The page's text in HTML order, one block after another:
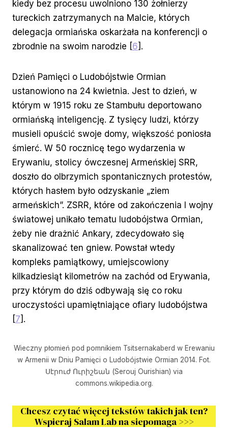
kiedy bez procesu uwolniono 130 żołnierzy
tureckich zatrzymanych na Malcie, których
delegacja ormiańska oskarżała na konferencji o
zbrodnie na swoim narodzie [6].
Dzień Pamięci o Ludobójstwie Ormian
ustanowiono na 24 kwietnia. Jest to dzień, w
którym w 1915 roku ze Stambułu deportowano
ormiańską inteligencję. Z tysięcy ludzi, którzy
musieli opuścić swoje domy, większość poniosła
śmierć. W 50 rocznicę tego wydarzenia w
Erywaniu, stolicy ówczesnej Armeńskiej SRR,
doszło do olbrzymich spontanicznych protestów,
których hasłem było odzyskanie „ziem
armeńskich”. ZSRR, które od zakończenia I wojny
światowej unikało tematu ludobójstwa Ormian,
żeby nie drażnić Ankary, zdecydowało się
skanalizować ten gniew. Powstał wtedy
kompleks pamiątkowy, umiejscowiony
kilkadziesiąt kilometrów na zachód od Erywania,
przy którym do dziś odbywają się co roku
uroczystości upamiętniające ofiary ludobójstwa
[7].
Wieczny płomień pod pomnikiem Tsitsernakaberd w Erewaniu
w Armenii w Dniu Pamięci o Ludobójstwie Ormian 2014. Fot.
Սէրուժ Ուրիշեան (Serouj Ourishian) via
commons.wikipedia.org.
Chcesz czytać więcej tekstów takich jak ten?
Wspieraj Salam Lab na siepomaga>>>